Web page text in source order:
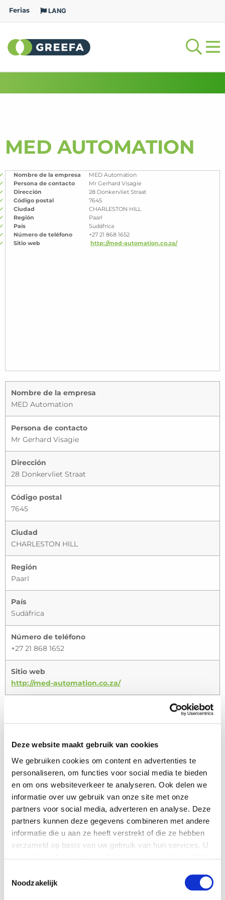
Deze website maakt gebruik van cookies
We gebruiken cookies om content en advertenties te
personaliseren, om functies voor social media te bieden
en om ons websiteverkeer te analyseren. Ook delen we
informatie over uw gebruik van onze site met onze
partners voor social media, adverteren en analyse. Deze
partners kunnen deze gegevens combineren met andere
informatie die u aan ze heeft verstrekt of die ze hebben
verzameld op basis van uw gebruik van hun services. U
Noodzakelijk
Ferias LANG
MED AUTOMATION
Nombre de la empresa
MED Automation
Persona de contacto
Mr Gerhard Visagie
Dirección
28 Donkervliet Straat
Código postal
7645
Ciudad
CHARLESTON HILL
Región
Paarl
País
Sudáfrica
Número de teléfono
+27 21 868 1652
Sitio web
http://med-automation.co.za/
Nombre de la empresa
MED Automation
Persona de contacto
Mr Gerhard Visagie
Dirección
28 Donkervliet Straat
Código postal
7645
Ciudad
CHARLESTON HILL
Región
Paarl
País
Sudáfrica
Número de teléfono
+27 21 868 1652
Sitio web
http://med-automation.co.za/
distribuidor
Nombre *
Nombre de la compañía